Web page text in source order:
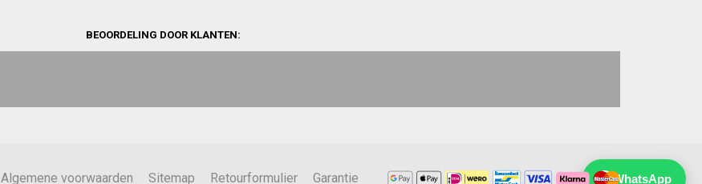
WhatsApp
BEOORDELING DOOR KLANTEN:
Algemene voorwaarden Sitemap Retourformulier Garantie